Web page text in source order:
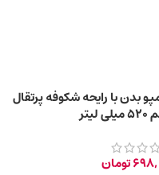
بدن با رایحه شکوفه پرتقال
تومان